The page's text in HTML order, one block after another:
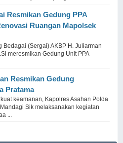
Resmikan Gedung PPA
Ruangan Mapolsek
Bedagai (Sergai) AKBP H. Juliarman
meresmikan Gedung Unit PPA
Resmikan Gedung
Pratama
keamanan, Kapolres Asahan Polda
Sik melaksanakan kegiatan
...